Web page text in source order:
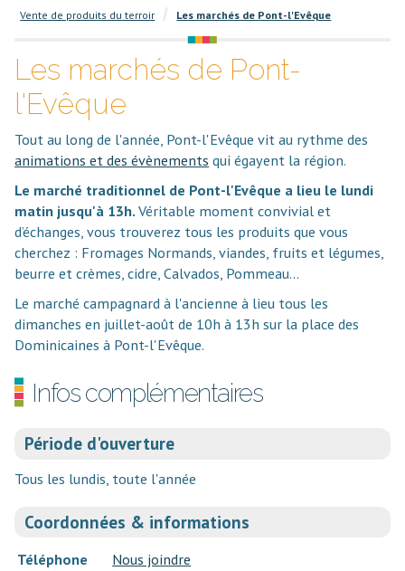
Vente de produits du terroir
Les marchés de Pont-l'Evêque
Les marchés de Pont-
l'Evêque
Tout au long de l'année, Pont-l'Evêque vit au rythme des
animations et des évènements qui égayent la région.
Le marché traditionnel de Pont-l'Evêque a lieu le lundi
matin jusqu'à 13h.Véritable moment convivial et
d’échanges, vous trouverez tous les produits que vous
cherchez : Fromages Normands, viandes, fruits et légumes,
beurre et crèmes, cidre, Calvados, Pommeau...
Le marché campagnard à l'ancienne à lieu tous les
dimanches en juillet-août de 10h à 13h sur la place des
Dominicaines à Pont-l'Evêque.
Infos complémentaires
Période d'ouverture
Tous les lundis, toute l'année
Coordonnées & informations
Téléphone
Nous joindre